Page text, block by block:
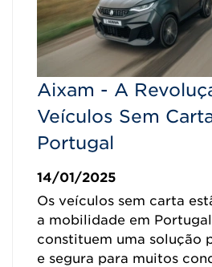
Aixam - A
Veículos Sem
Portugal
14/01/2025
Os veículos sem carta
a mobilidade em
constituem uma solução
e segura para muitos